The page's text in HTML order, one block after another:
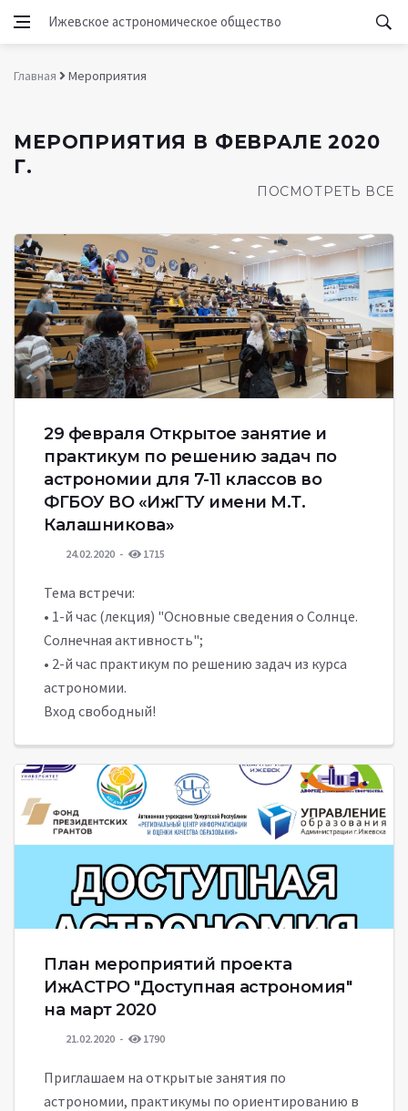
Ижевское астрономическое общество
Главная Мероприятия
МЕРОПРИЯТИЯ В ФЕВРАЛЕ 2020
Г.
ПОСМОТРЕТЬ ВСЕ
29 февраля Открытое занятие и
практикум по решению задач по
астрономии для 7-11 классов во
ФГБОУ ВО «ИжГТУ имени М.Т.
Калашникова»
24.02.2020 1715
Тема встречи:
• 1-й час (лекция) "Основные сведения о Солнце.
Солнечная активность";
• 2-й час практикум по решению задач из курса
астрономии.
Вход свободный!
План мероприятий проекта
ИжАСТРО "Доступная астрономия"
на март 2020
21.02.2020 1790
Приглашаем на открытые занятия по
астрономии, практикумы по ориентированию в